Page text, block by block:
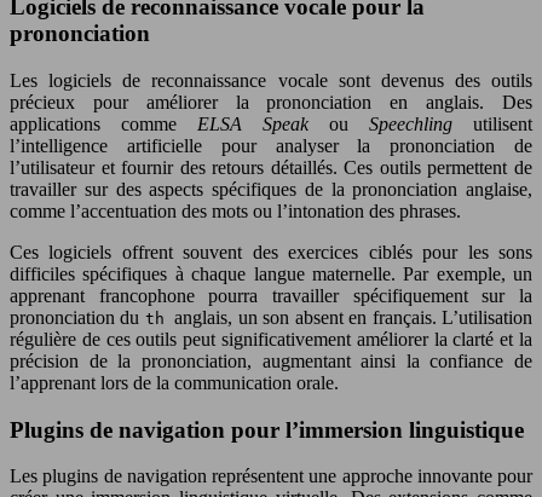
Logiciels de reconnaissance vocale pour la
prononciation
Les logiciels de reconnaissance vocale sont devenus des outils
précieux pour améliorer la prononciation en anglais. Des
applications comme ELSA Speak ou Speechling utilisent
l’intelligence artificielle pour analyser la prononciation de
l’utilisateur et fournir des retours détaillés. Ces outils permettent de
travailler sur des aspects spécifiques de la prononciation anglaise,
comme l’accentuation des mots ou l’intonation des phrases.
Ces logiciels offrent souvent des exercices ciblés pour les sons
difficiles spécifiques à chaque langue maternelle. Par exemple, un
apprenant francophone pourra travailler spécifiquement sur la
prononciation du thanglais, un son absent en français. L’utilisation
régulière de ces outils peut significativement améliorer la clarté et la
précision de la prononciation, augmentant ainsi la confiance de
l’apprenant lors de la communication orale.
Plugins de navigation pour l’immersion linguistique
Les plugins de navigation représentent une approche innovante pour